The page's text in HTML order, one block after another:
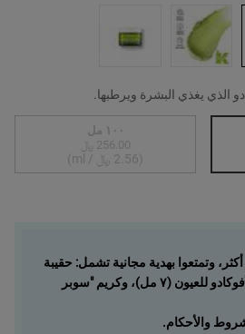
الذي يغذي البشرة ويرطبها.
غير متوفرة في المخزون، {0} Selected
أنواع المنتج غير
١٠٠ مل
256.00 ﷼
(2.56 ﷼ / ml)
, 2 of 2
٤٥٠ ريالاً أو أكثر، وتمتعوا بهدية مجانية تشمل: حقيبة
قماشية من كيلز، كريم الأفوكادو للعيون (٧ مل)، وكريم "سوبر
والأحكام.